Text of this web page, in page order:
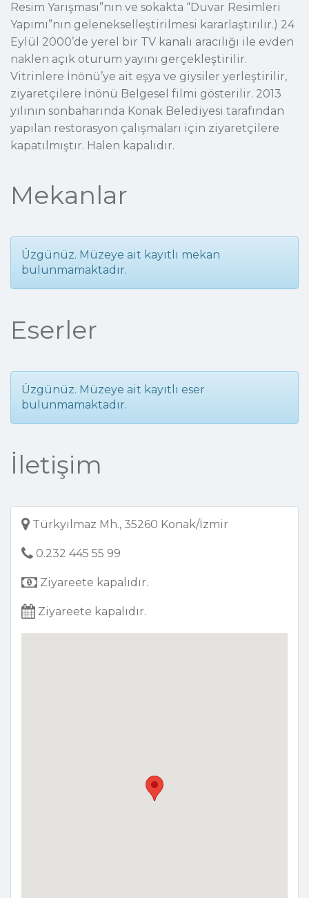
Resim Yarışması”nın ve sokakta “Duvar Resimleri
Yapımı”nın gelenekselleştirilmesi kararlaştırılır.) 24
Eylül 2000’de yerel bir TV kanalı aracılığı ile evden
naklen açık oturum yayını gerçekleştirilir.
Vitrinlere İnönü’ye ait eşya ve giysiler yerleştirilir,
ziyaretçilere İnönü Belgesel filmi gösterilir. 2013
yılının sonbaharında Konak Belediyesi tarafından
yapılan restorasyon çalışmaları için ziyaretçilere
kapatılmıştır. Halen kapalıdır.
Mekanlar
Üzgünüz. Müzeye ait kayıtlı mekan
bulunmamaktadır.
Eserler
Üzgünüz. Müzeye ait kayıtlı eser
bulunmamaktadır.
İletişim
Türkyılmaz Mh., 35260 Konak/İzmir
0.232 445 55 99
Ziyareete kapalıdır.
Ziyareete kapalıdır.